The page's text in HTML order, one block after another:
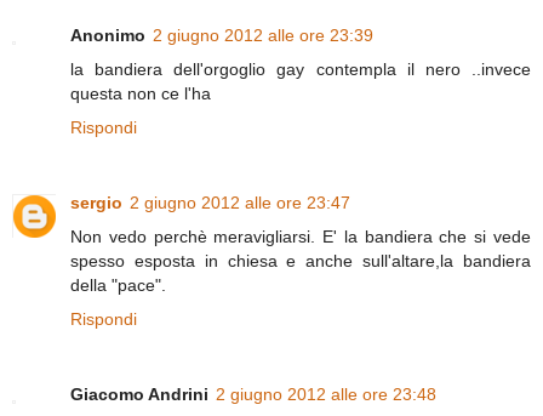
Anonimo 2 giugno 2012 alle ore 23:39
la bandiera dell'orgoglio gay contempla il nero ..invece
questa non ce l'ha
Rispondi
sergio 2 giugno 2012 alle ore 23:47
Non vedo perchè meravigliarsi. E' la bandiera che si vede
spesso esposta in chiesa e anche sull'altare,la bandiera
della "pace".
Rispondi
Giacomo Andrini 2 giugno 2012 alle ore 23:48